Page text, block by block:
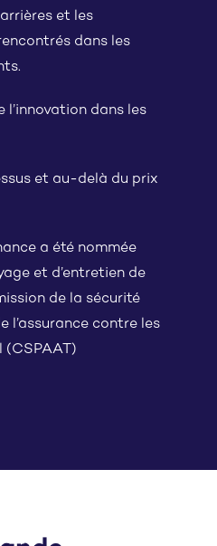
et les
dans les
l’innovation dans les
et au-delà du prix
a été nommée
et d’entretien de
de la sécurité
l’assurance contre les